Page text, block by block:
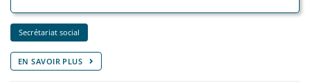
Secrétariat social
EN SAVOIR PLUS